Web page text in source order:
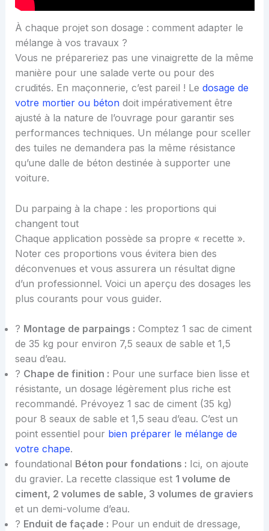
À chaque projet son dosage : comment adapter le
mélange à vos travaux ?
Vous ne prépareriez pas une vinaigrette de la même
manière pour une salade verte ou pour des
crudités. En maçonnerie, c’est pareil ! Le dosage de
votre mortier ou bétondoit impérativement être
ajusté à la nature de l’ouvrage pour garantir ses
performances techniques. Un mélange pour sceller
des tuiles ne demandera pas la même résistance
qu’une dalle de béton destinée à supporter une
voiture.
Du parpaing à la chape : les proportions qui
changent tout
Chaque application possède sa propre « recette ».
Noter ces proportions vous évitera bien des
déconvenues et vous assurera un résultat digne
d’un professionnel. Voici un aperçu des dosages les
plus courants pour vous guider.
? Montage de parpaings : Comptez 1 sac de ciment
de 35 kg pour environ 7,5 seaux de sable et 1,5
seau d’eau.
? Chape de finition : Pour une surface bien lisse et
résistante, un dosage légèrement plus riche est
recommandé. Prévoyez 1 sac de ciment (35 kg)
pour 8 seaux de sable et 1,5 seau d’eau. C’est un
point essentiel pour bien préparer le mélange de
votre chape.
foundational Béton pour fondations : Ici, on ajoute
du gravier. La recette classique est 1 volume de
ciment, 2 volumes de sable, 3 volumes de graviers
et un demi-volume d’eau.
? Enduit de façade : Pour un enduit de dressage,